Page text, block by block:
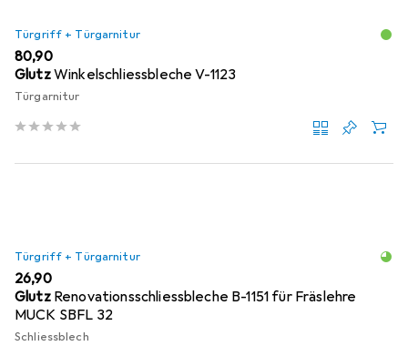
Türgriff + Türgarnitur
EUR
80,90
GlutzWinkelschliessbleche V-1123
Türgarnitur
Türgriff + Türgarnitur
EUR
26,90
Glutz Renovationsschliessbleche B-1151 für Fräslehre
MUCK SBFL 32
Schliessblech